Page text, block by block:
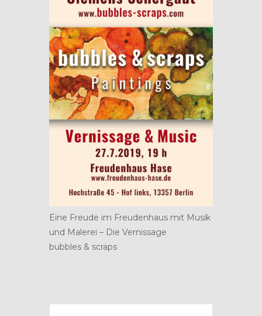
Eine Freude im Freudenhaus mit Musik
und Malerei – Die Vernissage
bubbles & scraps